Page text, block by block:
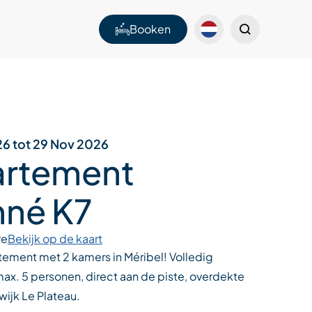
Booken
tot 29 Nov 2026
K7
Bekijk op de kaart
met 2 kamers in Méribel! Volledig
5 personen, direct aan de piste, overdekte
Le Plateau.